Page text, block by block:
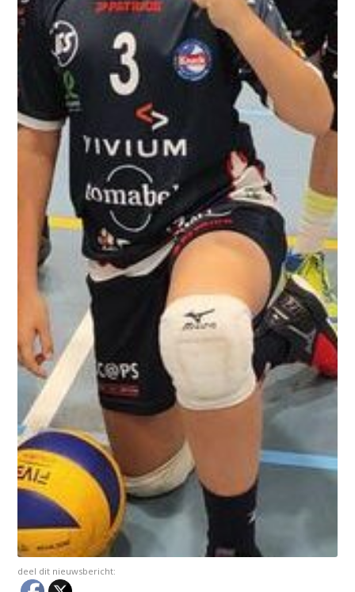
deel dit nieuwsbericht: